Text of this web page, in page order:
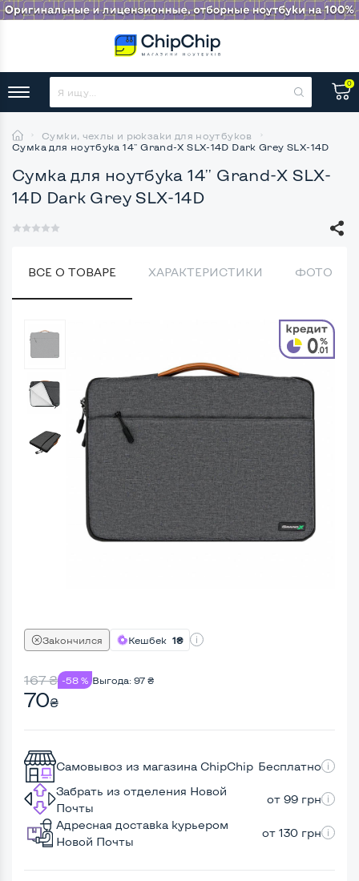
0
Сумки, чехлы и рюкзаки для ноутбуков
Сумка для ноутбука 14'' Grand-X SLX-14D Dark Grey SLX-14D
Сумка для ноутбука 14'' Grand-X SLX-
14D Dark Grey SLX-14D
ВСЕ О ТОВАРЕ ХАРАКТЕРИСТИКИ ФОТО
Закончился Кешбек 1₴
167₴ -58 % Выгода: 97 ₴
70₴
Самовывоз из магазина ChipChip Бесплатно
Забрать из отделения Новой
Почты
от 99 грн
Адресная доставка курьером
Новой Почты
от 130 грн